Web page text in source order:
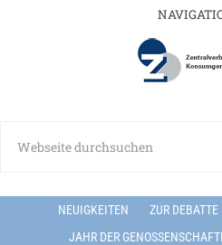
NEUIGKEITEN ZUR DEBATTE
JAHR DER